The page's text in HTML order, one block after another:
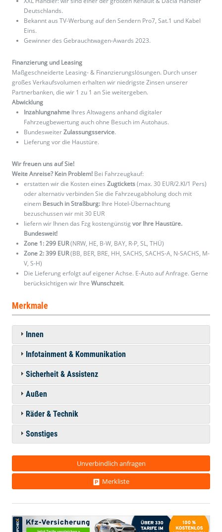
Deutschlands.
Bekannt aus TV-Werbung auf den Sendern Pro7, Sat.1 und Kabel
Eins.
Gewinner des Gebrauchtwagen-Awards 2023.
Finanzierung und Leasing
Maßgeschneiderte Leasing- & Finanzierungslösungen. Durch unser
großes Verkaufsvolumen erhalten wir niedrigste Zinsen unserer
Partnerbanken, die wir 1 zu 1 an Sie weitergeben.
Abwicklung
Inzahlungnahme Ihres Altwagens anhand digitaler
Fahrzeugbewertung auch ohne Besuch im Autohaus.
BundesweiterZulassungsservice.
Lieferung vor die Haustüre.
Wir freuen uns auf Sie!
Weite Anreise? Kein Problem! Bei Fahrzeugkauf:
erstatten wir die Kosten eines Zugtickets(max. 30 EUR/2.Kl/1 Pers)
oder alternativ verbinden Sie die Fahrzeugabholung doch mit
einem Besuch in Straßburg: Ihre Hotel-Übernachtung
bezuschussen wir mit 30 EUR
liefern wir Ihnen das Fzg kostengünstig vor Ihre Haustüre.
Bundesweit!
Zone 1: 299 EUR(NRW, HE, B-W, BAY, R-P, SL, THÜ)
Zone 2: 399 EUR(BB, BER, BRE, HH, SACHS, SACHS-A, N-SACHS, M-
V, S-H)
Die Lieferung erfolgt auf eigener Achse. E-Auto auf Anfrage. Gerne
berücksichtigen wir Ihre Wunschzeit.
Merkmale
Innen
Infotainment & Kommunikation
Sicherheit & Assistenz
Außen
Räder & Technik
Sonstiges
Unverbindlich anfragen
Merkliste